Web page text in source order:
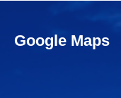
Google Maps